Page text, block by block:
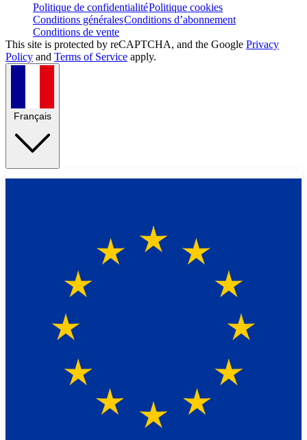
Politique de confidentialitéPolitique cookies
Conditions généralesConditions d’abonnement
Conditions de vente
This site is protected by reCAPTCHA, and the Google Privacy
Policy and Terms of Service apply.
Français